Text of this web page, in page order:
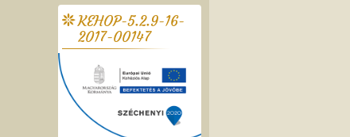
KEHOP-5.2.9-16-
2017-00147